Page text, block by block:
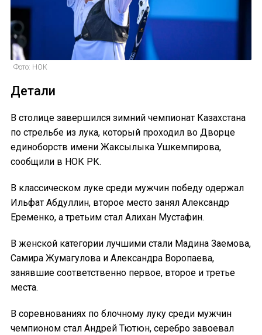
Фото: НОК
Детали
В столице завершился зимний чемпионат Казахстана
по стрельбе из лука, который проходил во Дворце
единоборств имени Жаксылыка Ушкемпирова,
сообщили в НОК РК.
В классическом луке среди мужчин победу одержал
Ильфат Абдуллин, второе место занял Александр
Еременко, а третьим стал Алихан Мустафин.
В женской категории лучшими стали Мадина Заемова,
Самира Жумагулова и Александра Воропаева,
занявшие соответственно первое, второе и третье
места.
В соревнованиях по блочному луку среди мужчин
чемпионом стал Андрей Тютюн, серебро завоевал